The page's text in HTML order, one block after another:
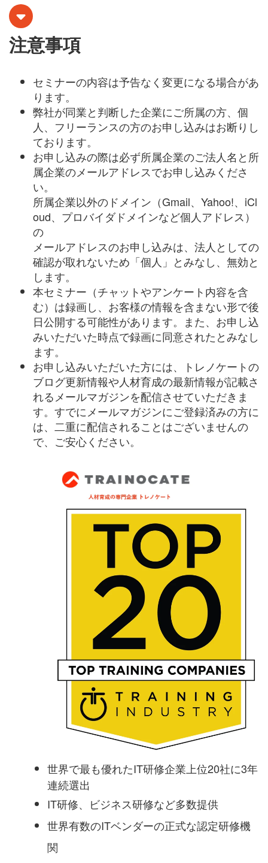
注意事項
セミナーの内容は予告なく変更になる場合があ
ります。
弊社が同業と判断した企業にご所属の方、個
人、フリーランスの方のお申し込みはお断りし
ております。
お申し込みの際は必ず所属企業のご法人名と所
属企業のメールアドレスでお申し込みくださ
い。
所属企業以外のドメイン（Gmail、 Yahoo!、 iCl
oud、プロバイダドメインなど個人アドレス）
の
メールアドレスのお申し込みは、法人としての
確認が取れないため「個人」とみなし、無効と
します。
本セミナー（チャットやアンケート内容を含
む）は録画し、お客様の情報を含まない形で後
日公開する可能性があります。また、お申し込
みいただいた時点で録画に同意されたとみなし
ます。
お申し込みいただいた方には、トレノケートの
ブログ更新情報や人材育成の最新情報が記載さ
れるメールマガジンを配信させていただきま
す。すでにメールマガジンにご登録済みの方に
は、二重に配信されることはございませんの
で、ご安心ください。
世界で最も優れたIT研修企業上位20社に3年
連続選出
IT研修、ビジネス研修など多数提供
世界有数のITベンダーの正式な認定研修機
関